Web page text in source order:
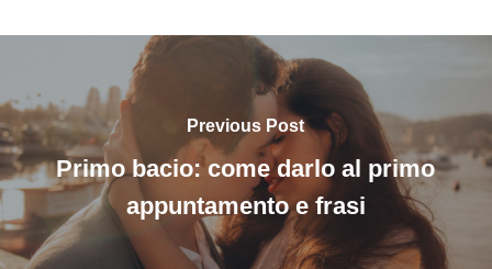
Previous Post
Primo bacio: come darlo al primo
appuntamento e frasi